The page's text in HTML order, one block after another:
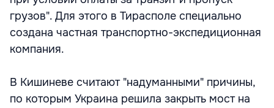
грузов". Для этого в Тирасполе специально
создана частная транспортно-экспедиционная
компания.
В Кишиневе считают "надуманными" причины,
по которым Украина решила закрыть мост на